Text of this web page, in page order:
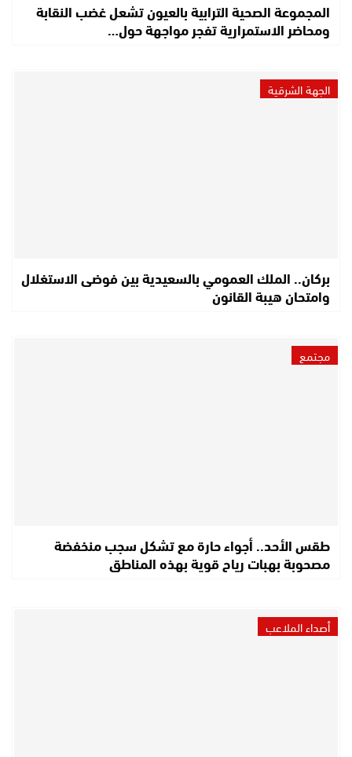
المجموعة الصحية الترابية بالعيون تشعل غضب النقابة
ومحاضر الاستمرارية تفجر مواجهة حول…
الجهة الشرقية
بركان.. الملك العمومي بالسعيدية بين فوضى الاستغلال
وامتحان هيبة القانون
مجتمع
طقس الأحد.. أجواء حارة مع تشكل سجب منخفضة
مصحوبة بهبات رياح قوية بهذه المناطق
أصداء الملاعب